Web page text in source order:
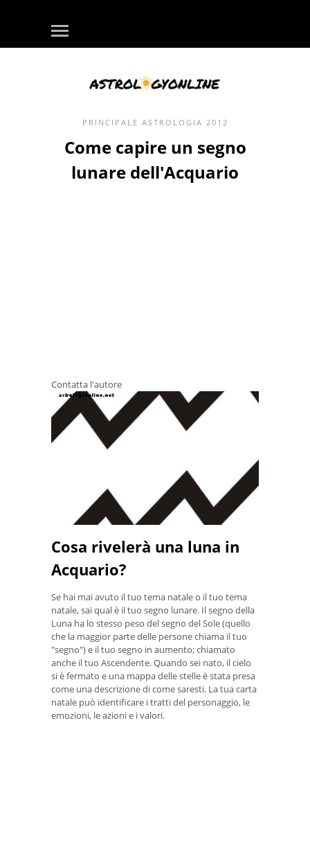
PRINCIPALE ASTROLOGIA 2012
Come capire un segno
lunare dell'Acquario
Contatta l'autore
Cosa rivelerà una luna in
Acquario?
Se hai mai avuto il tuo tema natale o il tuo tema
natale, sai qual è il tuo segno lunare. Il segno della
Luna ha lo stesso peso del segno del Sole (quello
che la maggior parte delle persone chiama il tuo
"segno") e il tuo segno in aumento; chiamato
anche il tuo Ascendente. Quando sei nato, il cielo
si è fermato e una mappa delle stelle è stata presa
come una descrizione di come saresti. La tua carta
natale può identificare i tratti del personaggio, le
emozioni, le azioni e i valori.